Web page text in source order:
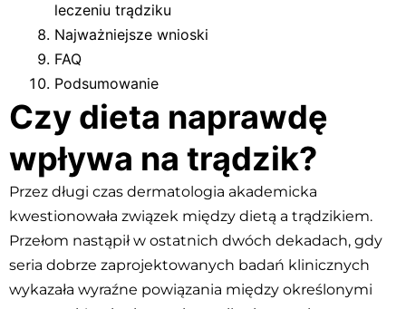
leczeniu trądziku
Najważniejsze wnioski
FAQ
Podsumowanie
Czy dieta naprawdę
wpływa na trądzik?
Przez długi czas dermatologia akademicka
kwestionowała związek między dietą a trądzikiem.
Przełom nastąpił w ostatnich dwóch dekadach, gdy
seria dobrze zaprojektowanych badań klinicznych
wykazała wyraźne powiązania między określonymi